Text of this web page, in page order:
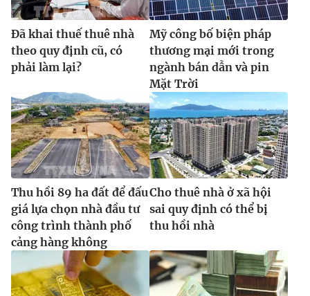
Đã khai thuế thuê nhà
theo quy định cũ, có
phải làm lại?
Mỹ công bố biện pháp
thương mại mới trong
ngành bán dẫn và pin
Mặt Trời
Thu hồi 89 ha đất để đấu
giá lựa chọn nhà đầu tư
công trình thành phố
cảng hàng không
Cho thuê nhà ở xã hội
sai quy định có thể bị
thu hồi nhà